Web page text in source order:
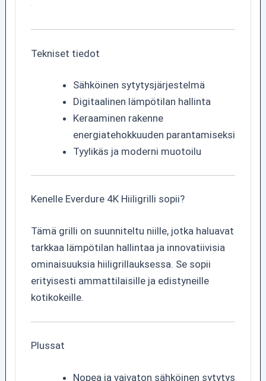
Tekniset tiedot
Sähköinen sytytysjärjestelmä
Digitaalinen lämpötilan hallinta
Keraaminen rakenne
energiatehokkuuden parantamiseksi
Tyylikäs ja moderni muotoilu
Kenelle Everdure 4K Hiiligrilli sopii?
Tämä grilli on suunniteltu niille, jotka haluavat
tarkkaa lämpötilan hallintaa ja innovatiivisia
ominaisuuksia hiiligrillauksessa. Se sopii
erityisesti ammattilaisille ja edistyneille
kotikokeille.
Plussat
Nopea ja vaivaton sähköinen sytytys